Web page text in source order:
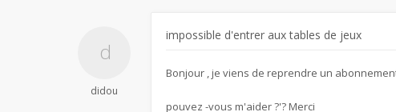
didou
impossible d'entrer aux tables de jeux
Bonjour , je viens de reprendre un
pouvez -vous m'aider ?'? Merci